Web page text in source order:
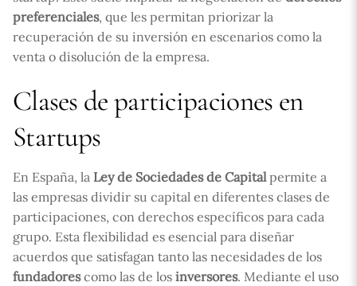
preferenciales, que les permitan priorizar la
recuperación de su inversión en escenarios como la
venta o disolución de la empresa.
Clases de participaciones en
Startups
En España, la Ley de Sociedades de Capitalpermite a
las empresas dividir su capital en diferentes clases de
participaciones, con derechos específicos para cada
grupo. Esta flexibilidad es esencial para diseñar
acuerdos que satisfagan tanto las necesidades de los
fundadorescomo las de los inversores. Mediante el uso